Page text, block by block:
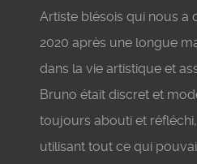
Artiste blésois qui nous a
2020 après une longue
dans la vie artistique et
Bruno était discret et
toujours abouti et
utilisant tout ce qui